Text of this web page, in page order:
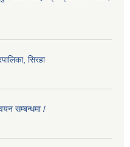
सिरहा
सम्बन्धमा /